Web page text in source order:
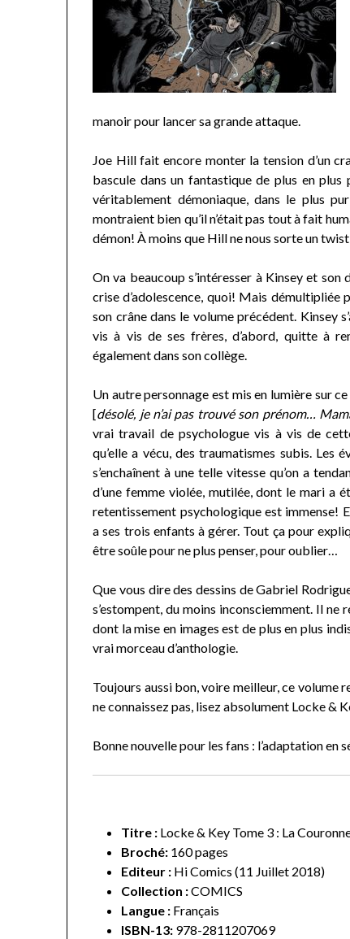
manoir pour lancer sa grande attaque.
Joe Hill fait encore monter la tension d’un
bascule dans un fantastique de plus en plus
véritablement démoniaque, dans le plus
montraient bien qu’il n’était pas tout à fait
démon! À moins que Hill ne nous sorte un
On va beaucoup s’intéresser à Kinsey et son
crise d’adolescence, quoi! Mais démultipliée
son crâne dans le volume précédent. Kinsey
vis à vis de ses frères, d’abord, quitte à
également dans son collège.
Un autre personnage est mis en lumière sur
[désolé, je n’ai pas trouvé son prénom…
vrai travail de psychologue vis à vis de
qu’elle a vécu, des traumatismes subis. Les
s’enchaînent à une telle vitesse qu’on a
d’une femme violée, mutilée, dont le mari a
retentissement psychologique est immense!
a ses trois enfants à gérer. Tout ça pour
être soûle pour ne plus penser, pour oublier…
Que vous dire des dessins de Gabriel
s’estompent, du moins inconsciemment. Il
dont la mise en images est de plus en plus
vrai morceau d’anthologie.
Toujours aussi bon, voire meilleur, ce volume
ne connaissez pas, lisez absolument Locke &
Bonne nouvelle pour les fans : l’adaptation en
Titre : Locke & Key Tome 3 : La
Broché: 160 pages
Editeur : Hi Comics (11 Juillet 2018)
Collection :COMICS
Langue : Français
ISBN-13: 978-2811207069